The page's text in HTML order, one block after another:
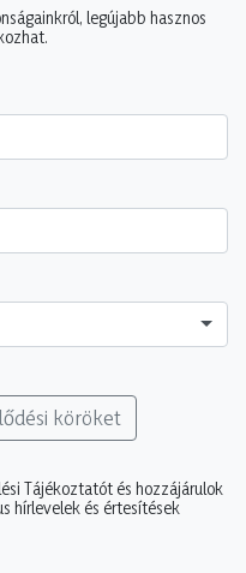
legújabb hasznos
köröket
Tájékoztatót és hozzájárulok
hírlevelek és értesítések